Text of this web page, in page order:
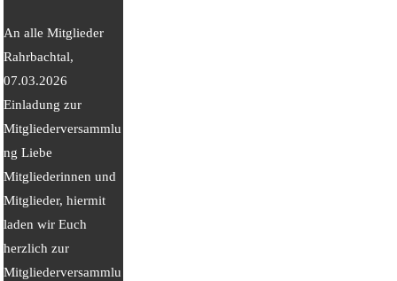
An alle Mitglieder
Rahrbachtal,
07.03.2026
Einladung zur
Mitgliederversammlu
ng Liebe
Mitgliederinnen und
Mitglieder, hiermit
laden wir Euch
herzlich zur
Mitgliederversammlu